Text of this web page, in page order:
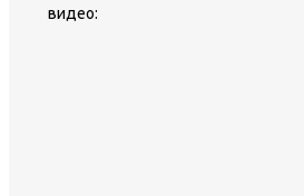
видео: